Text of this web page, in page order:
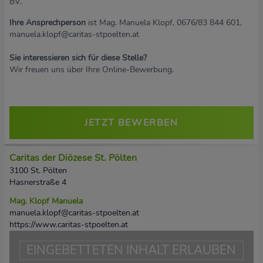
Ihre Ansprechperson ist Mag. Manuela Klopf, 0676/83 844 601,
manuela.klopf@caritas-stpoelten.at
Sie interessieren sich für diese Stelle?
Wir freuen uns über Ihre Online-Bewerbung.
JETZT BEWERBEN
Caritas der Diözese St. Pölten
3100 St. Pölten
Hasnerstraße 4
Mag. Klopf Manuela
manuela.klopf@caritas-stpoelten.at
https://www.caritas-stpoelten.at
EINGEBETTETEN INHALT ERLAUBEN